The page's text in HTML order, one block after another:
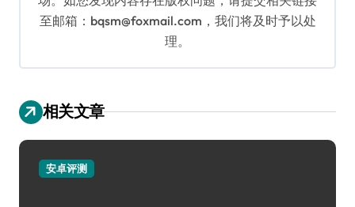
至邮箱：bqsm@foxmail.com，我们将及时予以处
理。
相关文章
安卓评测